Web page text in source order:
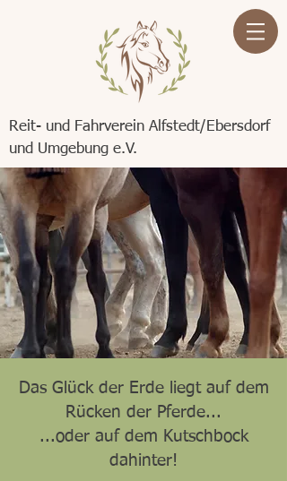
Reit- und Fahrverein Alfstedt/Ebersdorf
und Umgebung e.V.
Das Glück der Erde liegt auf dem
Rücken der Pferde...
...oder auf dem Kutschbock
dahinter!